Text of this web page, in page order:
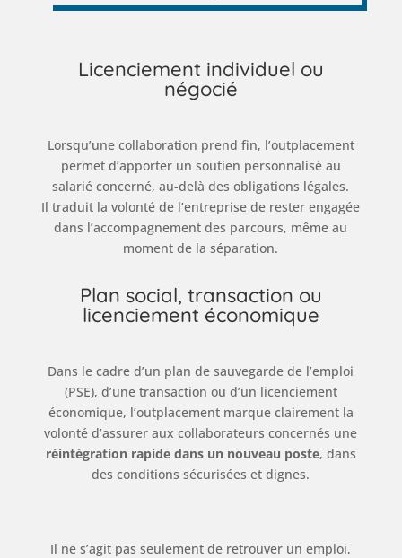
Licenciement individuel ou
négocié
Lorsqu’une collaboration prend fin, l’outplacement
permet d’apporter un soutien personnalisé au
salarié concerné, au-delà des obligations légales.
Il traduit la volonté de l’entreprise de rester engagée
dans l’accompagnement des parcours, même au
moment de la séparation.
Plan social, transaction ou
licenciement économique
Dans le cadre d’un plan de sauvegarde de l’emploi
(PSE), d’une transaction ou d’un licenciement
économique, l’outplacement marque clairement la
volonté d’assurer aux collaborateurs concernés une
réintégration rapide dans un nouveau poste, dans
des conditions sécurisées et dignes.
Il ne s’agit pas seulement de retrouver un emploi,